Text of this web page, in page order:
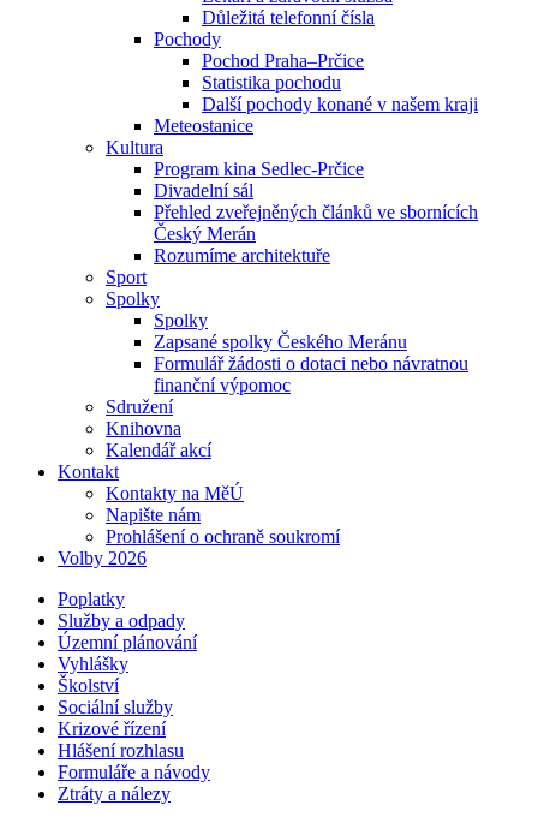
Důležitá telefonní čísla
Pochody
Pochod Praha–Prčice
Statistika pochodu
Další pochody konané v našem kraji
Meteostanice
Kultura
Program kina Sedlec-Prčice
Divadelní sál
Přehled zveřejněných článků ve sbornících
Český Merán
Rozumíme architektuře
Sport
Spolky
Spolky
Zapsané spolky Českého Meránu
Formulář žádosti o dotaci nebo návratnou
finanční výpomoc
Sdružení
Knihovna
Kalendář akcí
Kontakt
Kontakty na MěÚ
Napište nám
Prohlášení o ochraně soukromí
Volby 2026
Poplatky
Služby a odpady
Územní plánování
Vyhlášky
Školství
Sociální služby
Krizové řízení
Hlášení rozhlasu
Formuláře a návody
Ztráty a nálezy